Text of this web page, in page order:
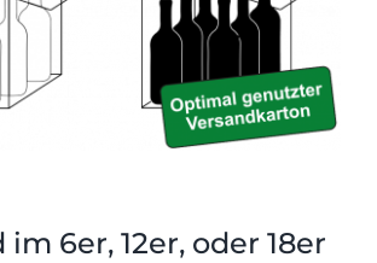
im 6er, 12er, oder 18er